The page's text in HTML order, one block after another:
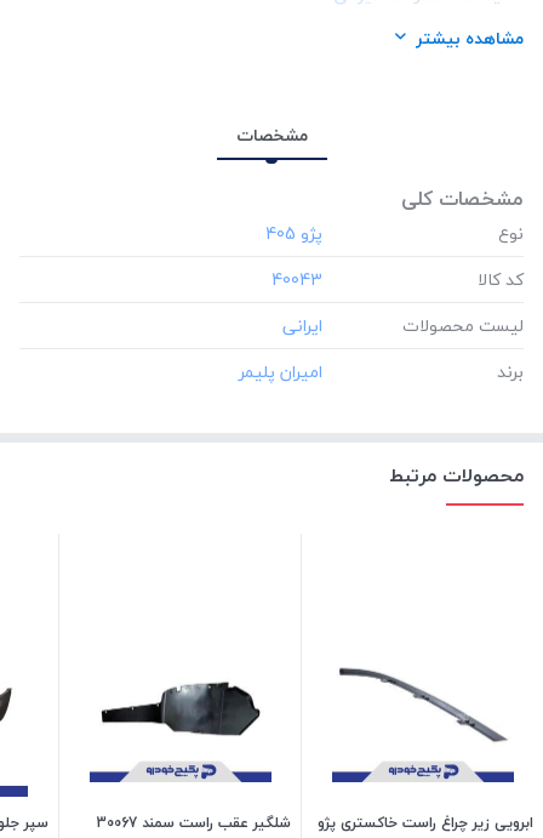
برند:امیران پلیمر
مشاهده بیشتر
مشخصات
مشخصات کلی
نوع
کد کالا
‎40043
لیست محصولات
برند
محصولات مرتبط
ابرویی زیر چراغ راست خاکستری پژو
شلگیر عقب راست سمند 30067
سپر جلو